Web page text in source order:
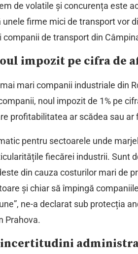
de volatile și concurența este
firme mici de transport vor
de transport din
impozit pe cifra de
mari companii industriale din
noul impozit de 1% pe
profitabilitatea ar scădea sau ar
pentru sectoarele unde
fiecărei industrii. Sunt
din cauza costurilor mari de
și chiar să împingă
ne-a declarat sub protecția
Prahova.